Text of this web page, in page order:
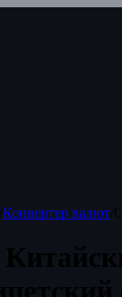
Конвертер валют